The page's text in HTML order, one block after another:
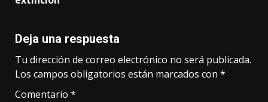
Deja una respuesta
Tu dirección de correo electrónico no será publicada.
Los campos obligatorios están marcados con *
Comentario *